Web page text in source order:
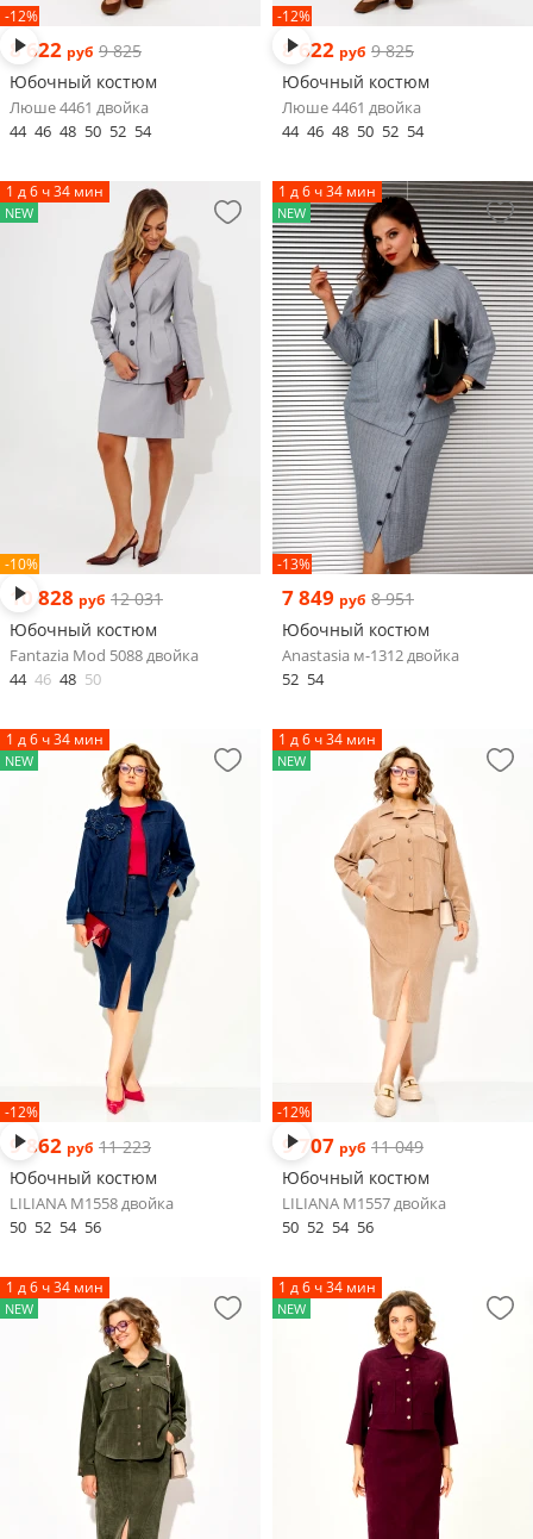
-12%
8 622 руб 9 825
Юбочный костюм
Люше 4461 двойка
44 46 48 50 52 54
-12%
8 622 руб 9 825
Юбочный костюм
Люше 4461 двойка
44 46 48 50 52 54
1 д 6 ч 34 мин
NEW
-10%
10 828 руб 12 031
Юбочный костюм
Fantazia Mod 5088 двойка
44 46 48 50
1 д 6 ч 34 мин
NEW
-13%
7 849 руб 8 951
Юбочный костюм
Anastasia м-1312 двойка
52 54
1 д 6 ч 34 мин
NEW
-12%
9 862 руб 11 223
Юбочный костюм
LILIANA М1558 двойка
50 52 54 56
1 д 6 ч 34 мин
NEW
-12%
9 707 руб 11 049
Юбочный костюм
LILIANA М1557 двойка
50 52 54 56
1 д 6 ч 34 мин
NEW
1 д 6 ч 34 мин
NEW